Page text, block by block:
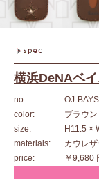
横浜DeNAベ
no:
OJ-
color:
ブラウン
size:
H11.5 ×
materials:
カウレザ
price:
￥9,680